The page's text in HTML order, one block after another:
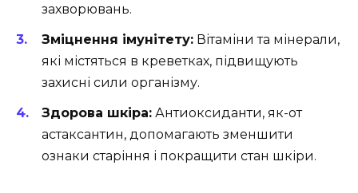
захворювань.
Зміцнення імунітету: Вітаміни та мінерали,
які містяться в креветках, підвищують
захисні сили організму.
Здорова шкіра: Антиоксиданти, як-от
астаксантин, допомагають зменшити
ознаки старіння і покращити стан шкіри.